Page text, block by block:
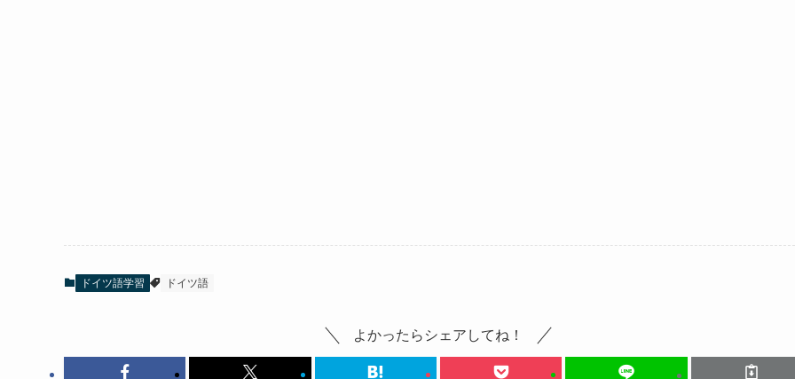
ドイツ語学習 ドイツ語
よかったらシェアしてね！